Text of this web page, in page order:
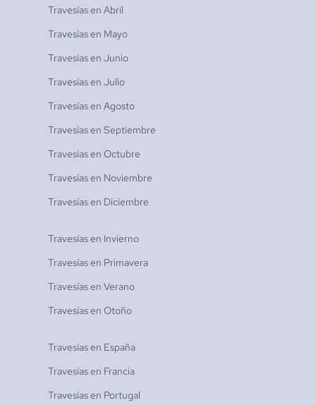
Travesías en Abril
Travesías en Mayo
Travesías en Junio
Travesías en Julio
Travesías en Agosto
Travesías en Septiembre
Travesías en Octubre
Travesías en Noviembre
Travesías en Diciembre
Travesías en Invierno
Travesías en Primavera
Travesías en Verano
Travesías en Otoño
Travesías en España
Travesías en Francia
Travesías en Portugal